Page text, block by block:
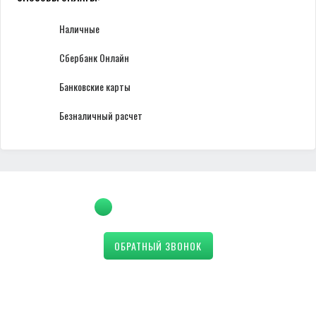
Наличные
Сбербанк Онлайн
Банковские карты
Безналичный расчет
ОБРАТНЫЙ ЗВОНОК